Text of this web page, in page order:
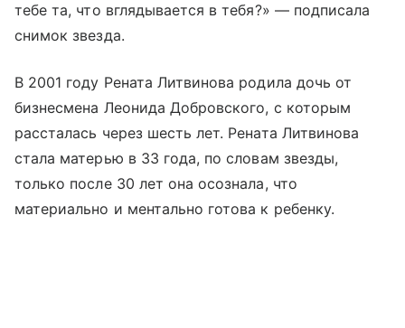
тебе та, что вглядывается в тебя?» — подписала
снимок звезда.
В 2001 году Рената Литвинова родила дочь от
бизнесмена Леонида Добровского, с которым
рассталась через шесть лет. Рената Литвинова
стала матерью в 33 года, по словам звезды,
только после 30 лет она осознала, что
материально и ментально готова к ребенку.